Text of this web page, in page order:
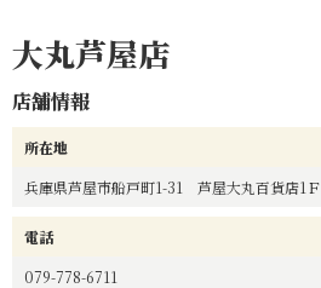
大丸芦屋店
店舗情報
所在地
兵庫県芦屋市船戸町1-31 芦屋大丸百貨店1Ｆ
電話
079-778-6711